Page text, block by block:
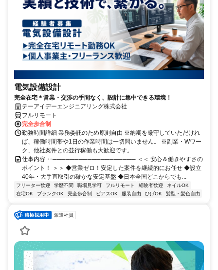
電気設備設計
完全在宅＊営業・交渉の手間なく、設計に集中できる環境！
テーアイデーエンジニアリング株式会社
フルリモート
完全歩合制
勤務時間詳細 業務委託のため原則自由 ※納期を厳守していただけれ
ば、稼働時間帯や1日の作業時間は一切問いません。 ※副業・Wワー
ク、他社案件との並行稼働も大歓迎です。
仕事内容 ‥─────────────────── ＜＜ 安心＆働きやすさの
ポイント！ ＞＞ ◆営業ゼロ！安定した案件を継続的にお任せ ◆設立
40年・大手直取引の確かな安定基盤 ◆日本全国どこからでも...
フリーター歓迎 学歴不問 職場見学可 フルリモート 経験者歓迎
ネイルOK
在宅OK
ブランクOK 完全歩合制 ピアスOK 服装自由 ひげOK 髪型・髪色自由
派遣社員